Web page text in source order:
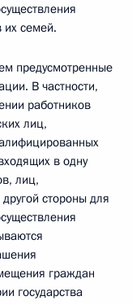
их семей.
предусмотренные
В частности,
работников
лиц,
в одну
лиц,
стороны для
граждан
государства